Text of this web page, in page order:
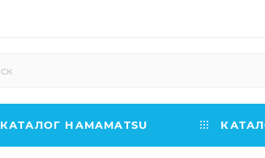
КАТАЛОГ HAMAMATSU